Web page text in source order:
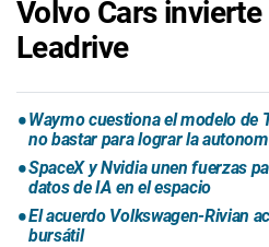
Volvo Cars
Leadrive
Waymo cuestiona el modelo de
no bastar para lograr la
SpaceX y Nvidia unen fuerzas
datos de IA en el espacio
El acuerdo Volkswagen-Rivian
bursátil